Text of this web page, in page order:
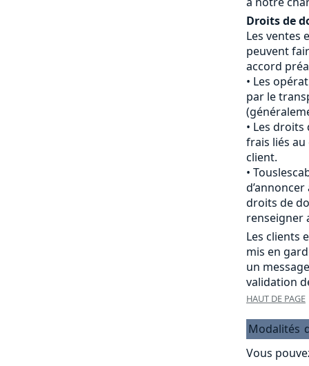
Droits de
Les ventes
peuvent
accord
Les
par le
Les droits
frais liés
client.
droits de
renseigner
Les clients
mis en
un
validation
HAUT DE PAGE
Modalités
Vous